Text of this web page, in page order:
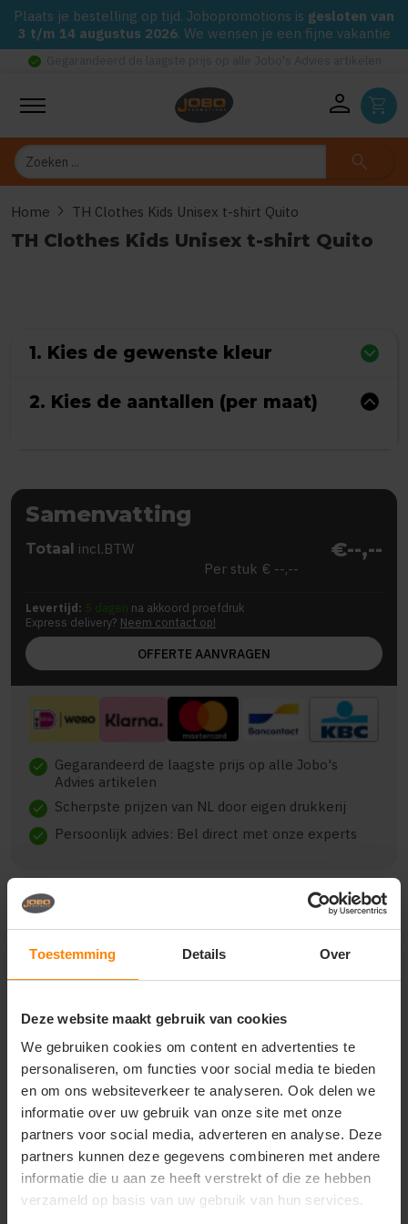
Toestemming Details Over
Deze website maakt gebruik van cookies
We gebruiken cookies om content en advertenties te
personaliseren, om functies voor social media te bieden
en om ons websiteverkeer te analyseren. Ook delen we
informatie over uw gebruik van onze site met onze
partners voor social media, adverteren en analyse. Deze
partners kunnen deze gegevens combineren met andere
informatie die u aan ze heeft verstrekt of die ze hebben
verzameld op basis van uw gebruik van hun services.
Plaats je bestelling op tijd. Jobopromotions is gesloten van
3 t/m 14 augustus 2026. We wensen je een fijne vakantie
check_circle
person shopping_cart
Zoeken search
Home chevron_right TH Clothes Kids Unisex t-shirt Quito
TH Clothes Kids Unisex t-shirt Quito
1. Kies de gewenste kleur
2. Kies de aantallen (per maat)
Samenvatting
Totaal incl.BTW €--,--
Per stuk € --,--
Levertijd: 5 dagen na akkoord proefdruk
Express delivery? Neem contact op!
OFFERTE AANVRAGEN
check Gegarandeerd de laagste prijs op alle Jobo's
Advies artikelen
check Scherpste prijzen van NL door eigen drukkerij
check Persoonlijk advies: Bel direct met onze experts
Beschrijving Reviews (0)
{"qty":10,"clr":"Black","szs":{"10":5,"12":5},"prnts":
[{"pp":"Achterzijde","pt":"Bedrukking","ct":"E\u00e9n
kleur"}]}
Vragen? Neem contact
op met onze
klantenservice